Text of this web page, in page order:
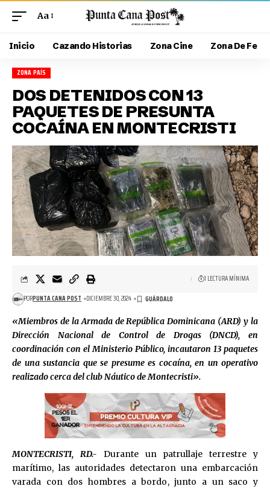
Aa
Inicio Cazando Historias Zona Cine Zona De Fe
ZONA PAÍS
DOS DETENIDOS CON 13
PAQUETES DE PRESUNTA
COCAÍNA EN MONTECRISTI
PORPUNTA CANA POST DICIEMBRE 30, 2024
1 LECTURA MÍNIMA
«Miembros de la Armada de República Dominicana (ARD) y la
Dirección Nacional de Control de Drogas (DNCD), en
coordinación con el Ministerio Público, incautaron 13 paquetes
de una sustancia que se presume es cocaína, en un operativo
realizado cerca del club Náutico de Montecristi».
MONTECRISTI, RD.-
Durante un patrullaje terrestre y
marítimo, las autoridades detectaron una embarcación
varada con dos hombres a bordo, junto a un saco y